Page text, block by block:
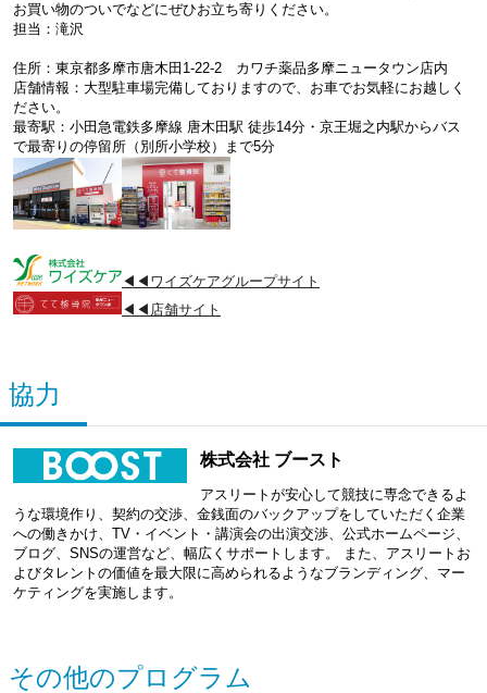
お買い物のついでなどにぜひお立ち寄りください。
担当：滝沢
住所：東京都多摩市唐木田1-22-2 カワチ薬品多摩ニュータウン店内
店舗情報：大型駐車場完備しておりますので、お車でお気軽にお越しく
ださい。
最寄駅：小田急電鉄多摩線 唐木田駅 徒歩14分・京王堀之内駅からバス
で最寄りの停留所（別所小学校）まで5分
◀◀ワイズケアグループサイト
◀◀店舗サイト
協力
株式会社 ブースト
アスリートが安心して競技に専念できるよ
うな環境作り、契約の交渉、金銭面のバックアップをしていただく企業
への働きかけ、TV・イベント・講演会の出演交渉、公式ホームページ、
ブログ、SNSの運営など、幅広くサポートします。 また、アスリートお
よびタレントの価値を最大限に高められるようなブランディング、マー
ケティングを実施します。
その他のプログラム